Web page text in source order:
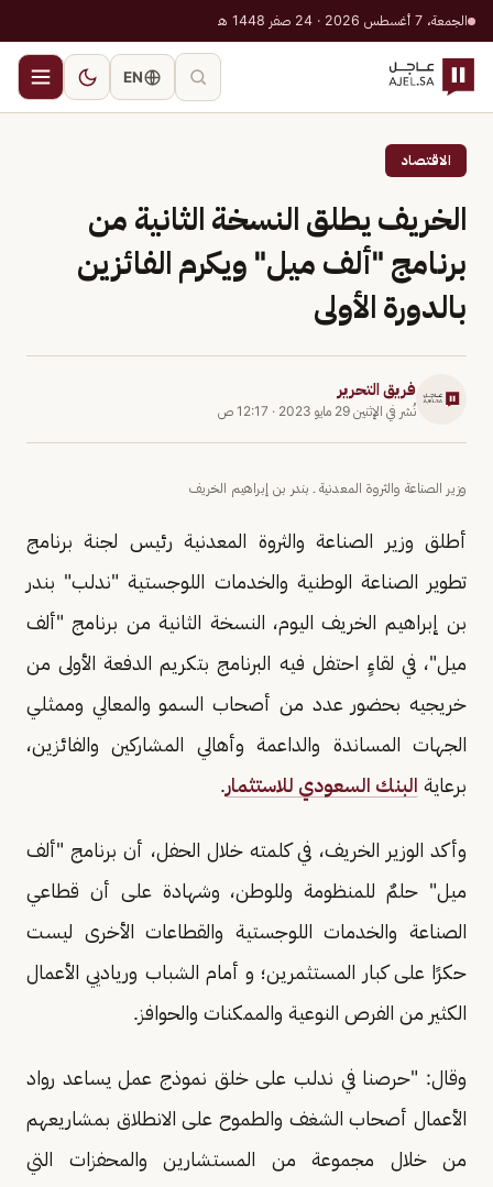
الجمعة، 7 أغسطس 2026 · 24 صفر 1448 هـ
EN
الاقتصاد
الخريف يطلق النسخة الثانية من
برنامج "ألف ميل" ويكرم الفائزين
بالدورة الأولى
فريق التحرير
نُشر في الإثنين 29 مايو 2023 · 12:17 ص
وزير الصناعة والثروة المعدنية ـ بندر بن إبراهيم الخريف
أطلق وزير الصناعة والثروة المعدنية رئيس لجنة برنامج
تطوير الصناعة الوطنية والخدمات اللوجستية "ندلب" بندر
بن إبراهيم الخريف اليوم، النسخة الثانية من برنامج "ألف
ميل"، في لقاءٍ احتفل فيه البرنامج بتكريم الدفعة الأولى من
خريجيه بحضور عدد من أصحاب السمو والمعالي وممثلي
الجهات المساندة والداعمة وأهالي المشاركين والفائزين،
برعاية البنك السعودي للاستثمار.
وأكد الوزير الخريف، في كلمته خلال الحفل، أن برنامج "ألف
ميل" حلمٌ للمنظومة وللوطن، وشهادة على أن قطاعي
الصناعة والخدمات اللوجستية والقطاعات الأخرى ليست
حكرًا على كبار المستثمرين؛ و أمام الشباب ورياديي الأعمال
الكثير من الفرص النوعية والممكنات والحوافز.
وقال: "حرصنا في ندلب على خلق نموذج عمل يساعد رواد
الأعمال أصحاب الشغف والطموح على الانطلاق بمشاريعهم
من خلال مجموعة من المستشارين والمحفزات التي